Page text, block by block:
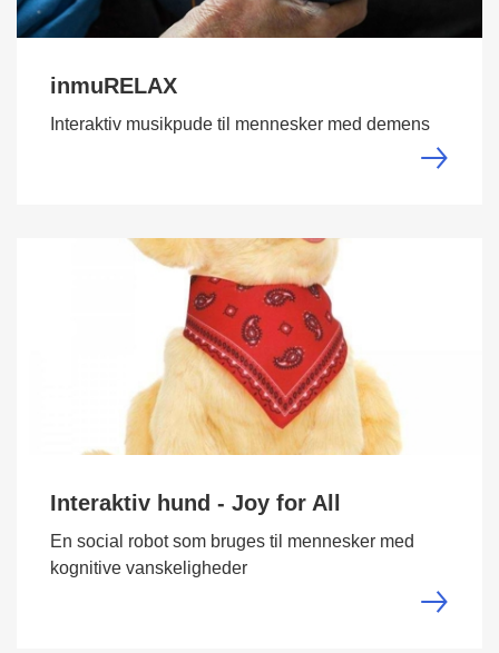
inmuRELAX
Interaktiv musikpude til mennesker med demens
Interaktiv hund - Joy for All
En social robot som bruges til mennesker med
kognitive vanskeligheder